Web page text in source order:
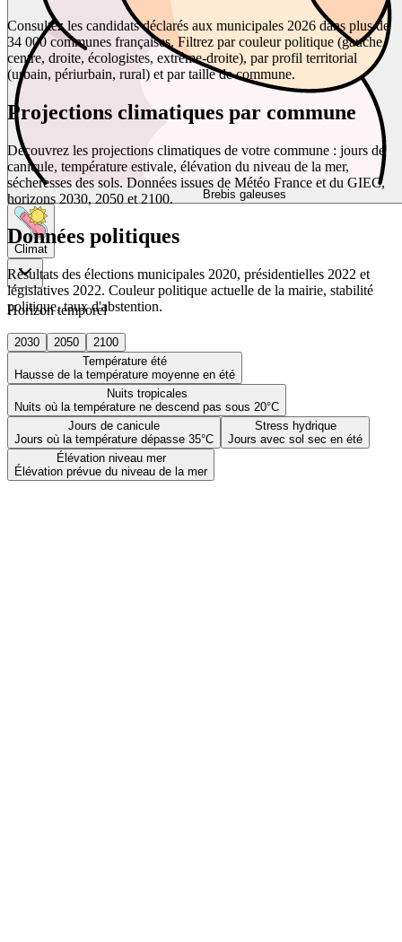
Brebis galeuses
Climat
Horizon temporel
2030 2050
2100
Température été
Hausse de la température moyenne en été
Nuits tropicales
Nuits où la température ne descend pas sous 20°C
Jours de canicule
Jours où la température dépasse 35°C
Stress hydrique
Jours avec sol sec en été
Élévation niveau mer
Élévation prévue du niveau de la mer
Consultez les candidats déclarés aux municipales 2026 dans plus de
34 000 communes françaises. Filtrez par couleur politique (gauche,
centre, droite, écologistes, extrême-droite), par profil territorial
(urbain, périurbain, rural) et par taille de commune.
Projections climatiques par commune
Découvrez les projections climatiques de votre commune : jours de
canicule, température estivale, élévation du niveau de la mer,
sécheresses des sols. Données issues de Météo France et du GIEC,
horizons 2030, 2050 et 2100.
Données politiques
Résultats des élections municipales 2020, présidentielles 2022 et
législatives 2022. Couleur politique actuelle de la mairie, stabilité
politique, taux d'abstention.